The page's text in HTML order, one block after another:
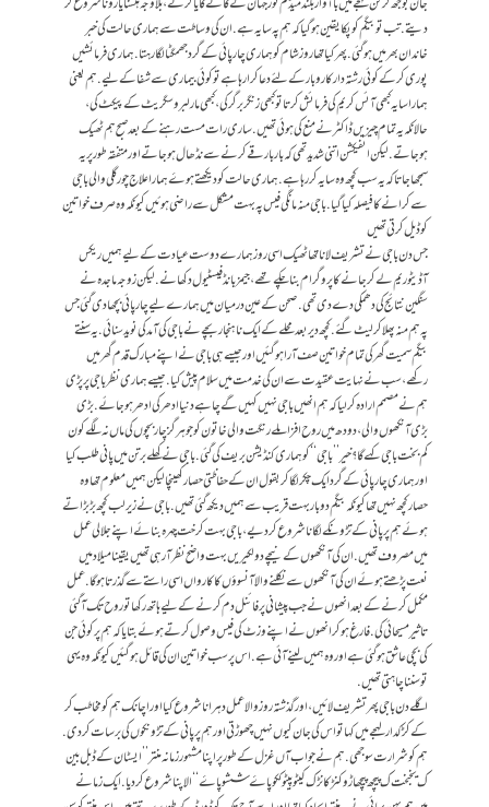
دیتے. تب تو بیگم کو پکا یقین ہوگیا کہ ہم پہ سایہ ہے. ان کی وساطت سے ہماری حالت کی خبر
خاندان بھر میں ہوگئی. پھر کیا تھا روز شام کو ہماری چارپائی کے گرد جھمگٹا لگا رہتا. ہماری فرمائشیں
پوری کر کے کوئی رشتہ دار کاروبار کے لئے دعا کرا رہا ہے تو کوئی بیماری سے شفا کے لیے. ہم یعنی
ہمارا سایہ کبھی آئس کریم کی فرمائش کرتا تو کبھی زنگر برگر کی، کبھی مارلبرو سگریٹ کے پیکٹ کی،
حالانکہ یہ تمام چیزیں ڈاکٹر نے منع کی ہوئی تھیں. ساری رات مست رہنے کے بعد صبح ہم ٹھیک
ہوجاتے. لیکن انفیکشن اتنی شدید تھی کہ بار بار قے کرنے سے نڈھال ہوجاتے اور متفقہ طور پر یہ
سمجھا جاتا کہ یہ سب کچھ وہ سایہ کر رہا ہے. ہماری حالت کو دیکھتے ہوۓ ہمارا علاج چور گلی والی باجی
سے کرانے کا فیصلہ کیا گیا. باجی منہ مانگی فیس پہ بہت مشکل سے راضی ہوئیں کیونکہ وہ صرف خواتین
کو ڈیل کرتی تھیں
جس دن باجی نے تشریف لانا تھا ٹھیک اسی روز ہمارے دوست عیادت کے لیے ہمیں ریکس
آڈیٹوریم لے کر جانے کا پروگرام بنا چکے تھے، جیمز بانڈ فیسٹیول دکھانے. لیکن زوجہ ماجدہ نے
سنگین نتائج کی دھمکی دے دی تھی. صحن کے عین درمیان میں ہمارے لیے چارپائی بچھا دی گئی جس
پہ ہم منہ پھلا کر لیٹ گئے. کچھ دیر بعد محلے کےایک ناہنجار بچے نے باجی کی آمد کی نوید سنائی. یہ سنتے
بیگم سمیت گھر کی تمام خواتین صف آرا ہوگئیں اور جیسے ہی باجی نے اپنے مبارک قدم گھر میں
رکھے، سب نے نہایت عقیدت سے ان کی خدمت میں سلام پیش کیا. جیسے ہماری نظر باجی پر پڑی
ہم نے مصمم ارادہ کر لیا کہ ہم انھیں باجی نہیں کہیں گے چاہے دنیا ادھر کی ادھر ہو جائے. بڑی
بڑی آنکھوں والی، دودھ میں روح افزا ملے رنگت والی خاتون کو جو ہرگز چار بچوں کی ماں نہ لگے کون
کم بخت باجی کہے گا؟ خیر ’’باجی‘‘ کو ہماری کنڈیشن بریف کی گئی. باجی نے کھلے برتن میں پانی طلب کیا
اور ہماری چارپائی کے گرد ایک چکر لگا کر بقول ان کے حفاظتی حصار کھینچا لیکن ہمیں معلوم تھا وہ
حصار کچھ نہیں تھا کیونکہ بیگم دو بار بہت قریب سے ہمیں دیکھ گئی تھیں. باجی نے زیر لب کچھ بڑبڑاتے
ہوئے ہم پر پانی کے تڑونکے لگانا شروع کر دیے، باجی بہت کرخت چہرہ بنائے اپنے جلالی عمل
میں مصروف تھیں. ان کی آنکھوں کے نیچے دو لکیریں بہت واضح نظر آرہی تھیں یقینا میلاد میں
نعت پڑھتے ہوئے ان کی آنکھوں سے نکلنے والا آنسوؤں کا کارواں اسی راستے سے گذرتا ہوگا. عمل
مکمل کرنے کے بعد انھوں نے جب پیشانی پر فائنل دم کرنے کے لیے ہاتھ رکھا تو روح تک آگئی
تاثیر مسیحائی کی. فارغ ہوکر انھوں نے اپنے وزٹ کی فیس وصول کرتے ہوئے بتایا کہ ہم پر کوئی جن
کی بچی عاشق ہو گئی ہے اور وہ ہمیں لینے آئی ہے. اس پر سب خواتین ان کی قائل ہوگئیں کیونکہ وہ یہی
تو سننا چاہتی تھیں.
اگلے دن باجی پھر تشریف لائیں، اور گذشتہ روز والا عمل دہرانا شروع کیا اور اچانک ہم کو مخاطب کر
کے کڑکدار لہجے میں کہا تو اس کی جان کیوں نہیں چھوڑتی اور ہم پر پانی کے تڑونکوں کی برسات کردی.
ہم کو شرارت سوجھی. ہم نے جواب آں غزل کے طور پر اپنا مشہور زمانہ منتر ’’ایسٹان کے ڈبل بین
ک یخبخت ک پیچھ پیچھاڑو کنڑ کانڑ ک کیٹو پیٹو ککو پاۓ ششو پاۓ‘‘ الاپنا شروع کر دیا. ایک زمانے